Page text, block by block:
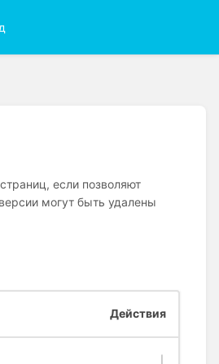
если позволяют
могут быть удалены
Действия